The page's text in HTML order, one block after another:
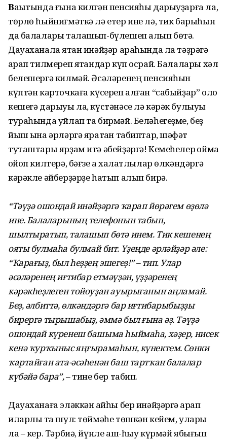
Ваҡытында ғына килгән пенсияһы дарыуҙарға ла,
төрлө һыйниғмәткә лә етер ине лә, тик барыһын
да балалары талашып-бүлешеп алып бөтә.
Дауаханала ятҡан инәйҙәр араһында ла тәҙрәгә
ҡарап тилмереп ятҡандар күп осрай. Балалары хәл
белешергә килмәй. Әсәләренең пенсияһын
күптән карточкаға күсереп алған “сабыйҙар” оло
кешегә дарыуы ла, күстәнәсе лә кәрәк булыуы
тураһында уйлап та бирмәй. Беләһегеҙме, беҙ
йыш ҡына әрләргә яратҡан табиптар, шәфҡәт
туташтары ярҙам итә әбейҙәргә! Кемеһелер ҡоймаҡ
ҡойоп килтерә, бәғзе аҡ халатлылар өлкәндәргә
кәрәкле әйберҙәрҙе һатып алып бирә.
“Тәүҙә ошондай инәйҙәргә ҡарап йөрәгем өҙөлә
ине. Балаларының телефонын табып,
шылтыратып, талашып бөтә инем. Тик кешенең
ояты булмаһа булмай бит. Үҙеңде әрләйҙәр әле:
“Ҡарағыҙ, был һеҙҙең эшегеҙ!” – тип. Улар
әсәләренең иғтибар етмәүҙән, үҙҙәренең
кәрәкһеҙлеген тойоуҙан ауырығанын аңламай.
Беҙ, әлбиттә, өлкәндәргә бар иғтибарыбыҙҙы
бирергә тырышабыҙ, әммә был ғына әҙ. Тәүҙә
ошондай күренеш башыма һыймаһа, хәҙер, нисек
кенә ҡурҡыныс яңғырамаһын, күнектем. Сөнки
ҡартайған ата-әсәһенән баш тартҡан балалар
күбәйә бара”,– тине бер табип.
Дауаханаға эләккән ҡайһы бер инәйҙәргә ҡарап
иларлыҡ та шул: төймәһе төшкән кейем, улары
ла – кер. Тәрбиә, йүнле аш-һыу күрмәй ябығып